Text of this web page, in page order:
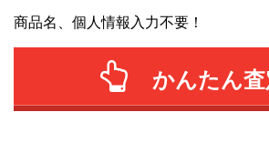
商品名、個人情報入力不要！
かんたん